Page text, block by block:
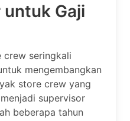
untuk Gaji
crew seringkali
mengembangkan
store crew yang
supervisor
beberapa tahun